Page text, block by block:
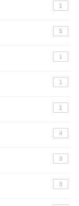
1
5
1
1
1
4
3
3